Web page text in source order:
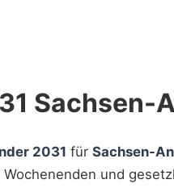
Sachsen-
2031 für Sachsen-
und